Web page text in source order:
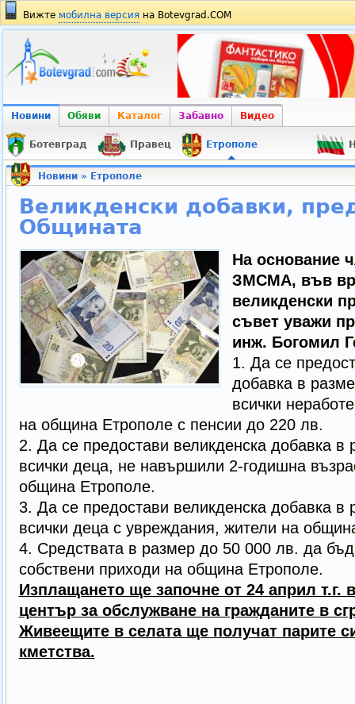
Вижте мобилна версия на Botevgrad.COM
Новини Обяви Каталог Забавно Видео
Ботевград Правец Етрополе
Новини» Етрополе
Великденски добавки,
Общината
На основание
ЗМСМА, във
великденски
съвет уважи
инж. Богомил
1. Да се
добавка в
всички
на община Етрополе с пенсии до 220 лв.
2. Да се предостави великденска добавка в
всички деца, не навършили 2-годишна
община Етрополе.
3. Да се предостави великденска добавка в
всички деца с увреждания, жители на
4. Средствата в размер до 50 000 лв. да
собствени приходи на община Етрополе.
Изплащането ще започне от 24 април
център за обслужване на гражданите в
Живеещите в селата ще получат парите
кметства.